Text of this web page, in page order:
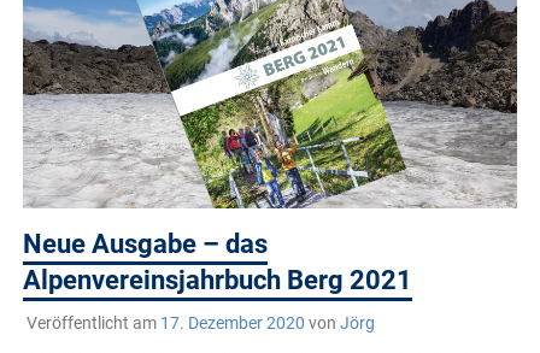
Neue Ausgabe – das
Alpenvereinsjahrbuch Berg 2021
Veröffentlicht am 17. Dezember 2020 von Jörg